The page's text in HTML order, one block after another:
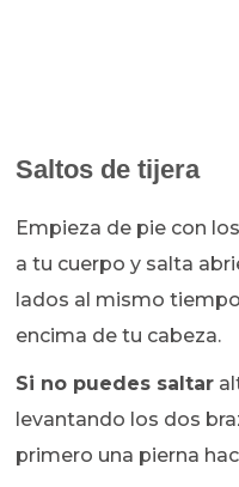
Saltos de tijera
Empieza de pie con
a tu cuerpo y salta
lados al mismo
encima de tu cabeza.
Si no puedes saltar
levantando los dos
primero una pierna